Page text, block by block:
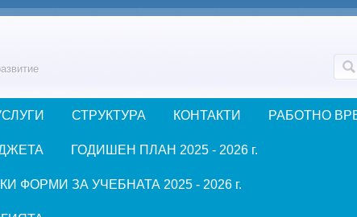
СТРУКТУРА КОНТАКТИ РАБОТНО
ГОДИШЕН ПЛАН 2025 - 2026 г.
ЗА УЧЕБНАТА 2025 - 2026 г.